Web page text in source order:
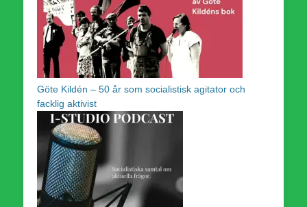
Göte Kildén – 50 år som socialistisk agitator och
facklig aktivist